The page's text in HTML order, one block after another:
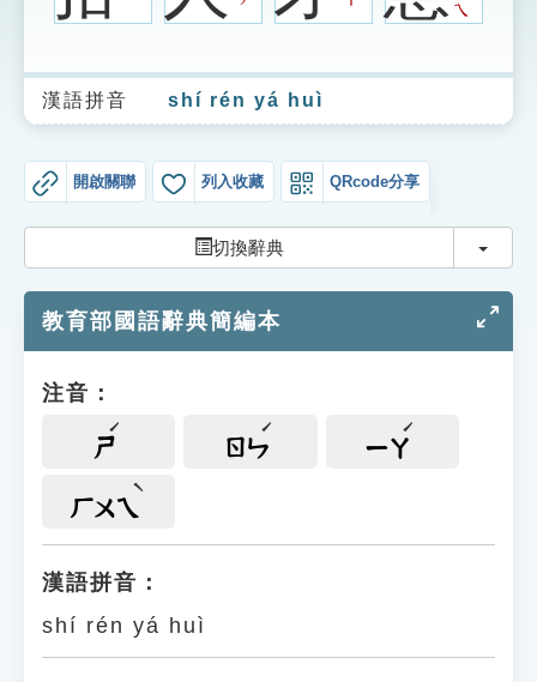
生字詞彙表
成語故事
索引選單
單字索引
遊戲專區
教學應用
貓頭鷹博士
ㄟ
漢語拼音 shí rén yá huì
開啟關聯 列入收藏 QRcode分享
切換辭典 切換
教育部國語辭典簡編本
注音：
ㄕ ㄖㄣ ㄧㄚ
ㄏㄨㄟ
漢語拼音：
shí rén yá huì